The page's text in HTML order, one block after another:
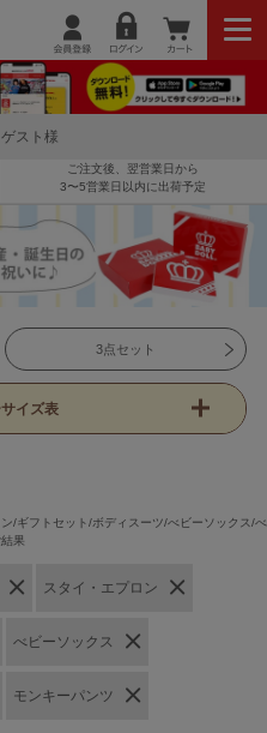
スト様
ご注文後、翌営業日から
3〜5営業日以内に出荷予定
3点セット
イズ表
/ギフトセット/ボディスーツ/べビーソックス/べ
果
スタイ・エプロン
べビーソックス
モンキーパンツ